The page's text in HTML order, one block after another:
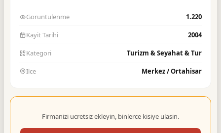
Goruntulenme 1.220
Kayit Tarihi 2004
Kategori Turizm & Seyahat & Tur
Ilce Merkez / Ortahisar
Firmanizi ucretsiz ekleyin, binlerce kisiye ulasin.